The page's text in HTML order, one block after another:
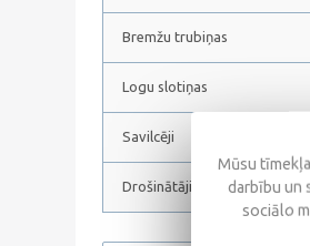
Bremžu trubiņas
Logu slotiņas
Savilcēji
Drošinātāji
Mūsu
darbību un
sociālo